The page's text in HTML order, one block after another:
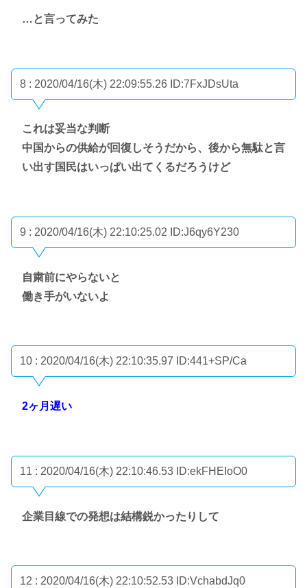
…と言ってみた
8 : 2020/04/16(木) 22:09:55.26 ID:7FxJDsUta
これは妥当な判断
中国からの供給が回復しそうだから、後から無駄と言
い出す国民はいっぱい出てくるだろうけど
9 : 2020/04/16(木) 22:10:25.02 ID:J6qy6Y230
自粛前にやらないと
働き手がいないよ
10 : 2020/04/16(木) 22:10:35.97 ID:441+SP/Ca
2ヶ月遅い
11 : 2020/04/16(木) 22:10:46.53 ID:ekFHEIoO0
企業目線での発想は結構鋭かったりして
12 : 2020/04/16(木) 22:10:52.53 ID:VchabdJq0